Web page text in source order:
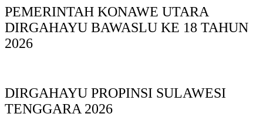
PEMERINTAH KONAWE UTARA
DIRGAHAYU BAWASLU KE 18 TAHUN
2026
DIRGAHAYU PROPINSI SULAWESI
TENGGARA 2026